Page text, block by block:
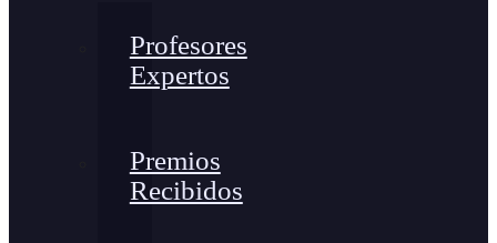
Profesores
Expertos
Premios
Recibidos